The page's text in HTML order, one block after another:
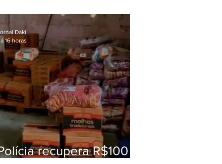
da educação
recupera R$100
Daki
16 horas